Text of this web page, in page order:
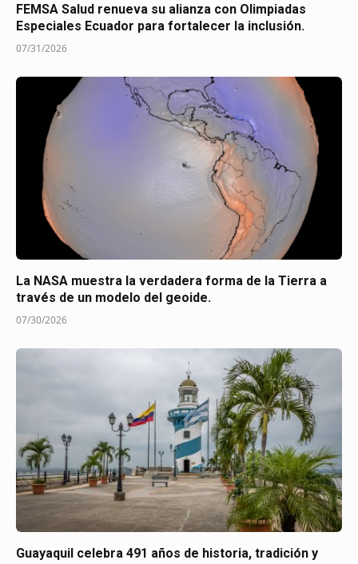
FEMSA Salud renueva su alianza con Olimpiadas
Especiales Ecuador para fortalecer la inclusión.
07/31/2026
La NASA muestra la verdadera forma de la Tierra a
través de un modelo del geoide.
07/30/2026
Guayaquil celebra 491 años de historia, tradición y